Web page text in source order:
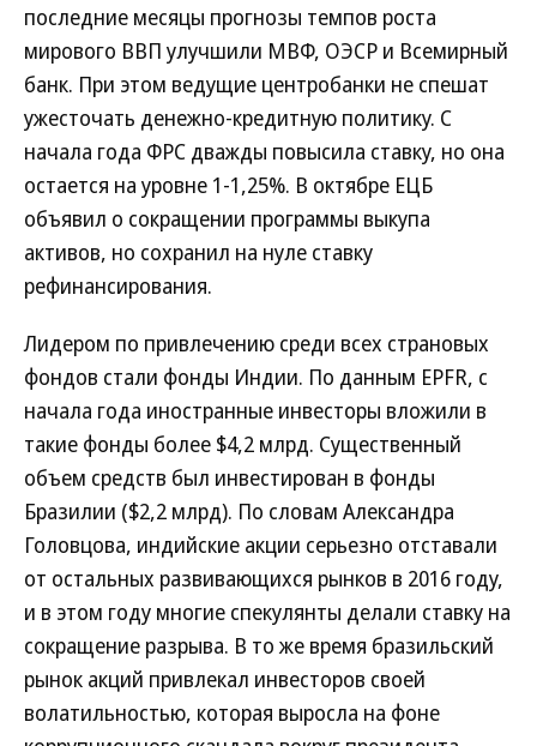
последние месяцы прогнозы темпов роста
мирового ВВП улучшили МВФ, ОЭСР и Всемирный
банк. При этом ведущие центробанки не спешат
ужесточать денежно-кредитную политику. С
начала года ФРС дважды повысила ставку, но она
остается на уровне 1-1,25%. В октябре ЕЦБ
объявил о сокращении программы выкупа
активов, но сохранил на нуле ставку
рефинансирования.
Лидером по привлечению среди всех страновых
фондов стали фонды Индии. По данным EPFR, с
начала года иностранные инвесторы вложили в
такие фонды более $4,2 млрд. Существенный
объем средств был инвестирован в фонды
Бразилии ($2,2 млрд). По словам Александра
Головцова, индийские акции серьезно отставали
от остальных развивающихся рынков в 2016 году,
и в этом году многие спекулянты делали ставку на
сокращение разрыва. В то же время бразильский
рынок акций привлекал инвесторов своей
волатильностью, которая выросла на фоне